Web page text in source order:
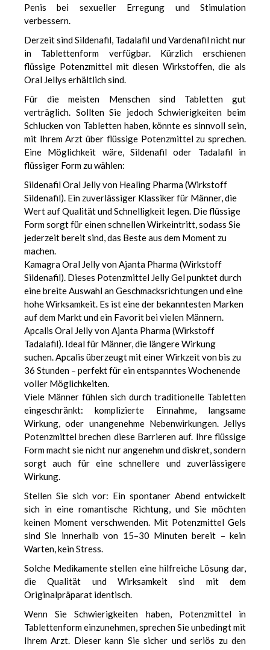
Penis bei sexueller Erregung und Stimulation
verbessern.
Derzeit sind Sildenafil, Tadalafil und Vardenafil nicht nur
in Tablettenform verfügbar. Kürzlich erschienen
flüssige Potenzmittel mit diesen Wirkstoffen, die als
Oral Jellys erhältlich sind.
Für die meisten Menschen sind Tabletten gut
verträglich. Sollten Sie jedoch Schwierigkeiten beim
Schlucken von Tabletten haben, könnte es sinnvoll sein,
mit Ihrem Arzt über flüssige Potenzmittel zu sprechen.
Eine Möglichkeit wäre, Sildenafil oder Tadalafil in
flüssiger Form zu wählen:
Sildenafil Oral Jellyvon Healing Pharma (Wirkstoff
Sildenafil). Ein zuverlässiger Klassiker für Männer, die
Wert auf Qualität und Schnelligkeit legen. Die flüssige
Form sorgt für einen schnellen Wirkeintritt, sodass Sie
jederzeit bereit sind, das Beste aus dem Moment zu
machen.
Kamagra Oral Jellyvon Ajanta Pharma (Wirkstoff
Sildenafil). Dieses Potenzmittel Jelly Gel punktet durch
eine breite Auswahl an Geschmacksrichtungen und eine
hohe Wirksamkeit. Es ist eine der bekanntesten Marken
auf dem Markt und ein Favorit bei vielen Männern.
Apcalis Oral Jellyvon Ajanta Pharma (Wirkstoff
Tadalafil). Ideal für Männer, die längere Wirkung
suchen. Apcalis überzeugt mit einer Wirkzeit von bis zu
36 Stunden – perfekt für ein entspanntes Wochenende
voller Möglichkeiten.
Viele Männer fühlen sich durch traditionelle Tabletten
eingeschränkt: komplizierte Einnahme, langsame
Wirkung, oder unangenehme Nebenwirkungen. Jellys
Potenzmittel brechen diese Barrieren auf. Ihre flüssige
Form macht sie nicht nur angenehm und diskret, sondern
sorgt auch für eine schnellere und zuverlässigere
Wirkung.
Stellen Sie sich vor: Ein spontaner Abend entwickelt
sich in eine romantische Richtung, und Sie möchten
keinen Moment verschwenden. Mit Potenzmittel Gels
sind Sie innerhalb von 15–30 Minuten bereit – kein
Warten, kein Stress.
Solche Medikamente stellen eine hilfreiche Lösung dar,
die Qualität und Wirksamkeit sind mit dem
Originalpräparat identisch.
Wenn Sie Schwierigkeiten haben, Potenzmittel in
Tablettenform einzunehmen, sprechen Sie unbedingt mit
Ihrem Arzt. Dieser kann Sie sicher und seriös zu den